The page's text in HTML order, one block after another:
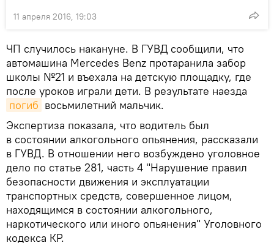
11 апреля 2016, 19:03
ЧП случилось накануне. В ГУВД сообщили, что
автомашина Mercedes Benz протаранила забор
школы №21 и въехала на детскую площадку, где
после уроков играли дети. В результате наезда
погиб восьмилетний мальчик.
Экспертиза показала, что водитель был
в состоянии алкогольного опьянения, рассказали
в ГУВД. В отношении него возбуждено уголовное
дело по статье 281, часть 4 "Нарушение правил
безопасности движения и эксплуатации
транспортных средств, совершенное лицом,
находящимся в состоянии алкогольного,
наркотического или иного опьянения" Уголовного
кодекса КР.